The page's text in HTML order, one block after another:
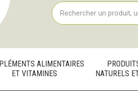
ALIMENTAIRES
ET VITAMINES
NATURELS